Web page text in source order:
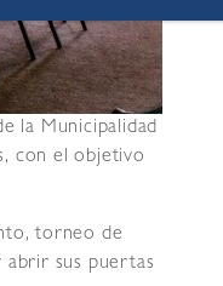
la Municipalidad
con el objetivo
torneo de
sus puertas